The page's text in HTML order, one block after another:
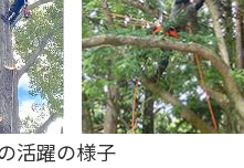
活躍の様子